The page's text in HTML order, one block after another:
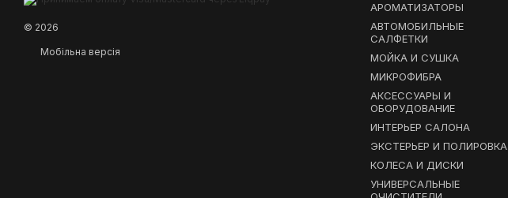
© 2026
Мобільна версія
АРОМАТИЗАТОРЫ
АВТОМОБИЛЬНЫЕ
САЛФЕТКИ
МОЙКА И СУШКА
МИКРОФИБРА
АКСЕССУАРЫ И
ОБОРУДОВАНИЕ
ИНТЕРЬЕР САЛОНА
ЭКСТЕРЬЕР И ПОЛИРОВКА
КОЛЕСА И ДИСКИ
УНИВЕРСАЛЬНЫЕ